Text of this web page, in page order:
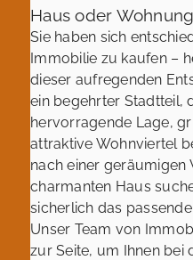
Haus oder Wohnung
Sie haben sich
Immobilie zu kaufen –
dieser aufregenden
ein begehrter Stadtteil,
hervorragende Lage,
attraktive Wohnviertel
nach einer geräumigen
charmanten Haus
sicherlich das
Unser Team von
zur Seite, um Ihnen bei